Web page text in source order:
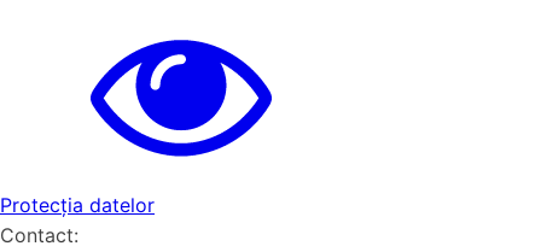
Protecția datelor
Contact: